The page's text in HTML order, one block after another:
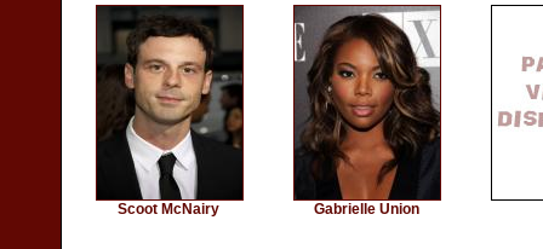
Scoot McNairy Gabrielle Union